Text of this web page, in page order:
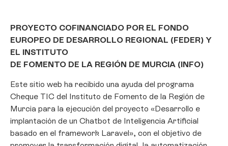
Gestionar consentimiento
Para ofrecer las mejores experiencias, utilizamos tecnologías como las
PROYECTO COFINANCIADO POR EL FONDO
EUROPEO DE DESARROLLO REGIONAL (FEDER) Y
EL INSTITUTO
DE FOMENTO DE LA REGIÓN DE MURCIA (INFO)
Este sitio web ha recibido una ayuda del programa
Cheque TIC del Instituto de Fomento de la Región de
Murcia para la ejecución del proyecto «Desarrollo e
implantación de un Chatbot de Inteligencia Artificial
basado en el framework Laravel», con el objetivo de